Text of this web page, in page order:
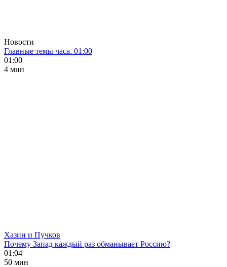
Новости
Главные темы часа. 01:00
01:00
4 мин
Хазин и Пучков
Почему Запад каждый раз обманывает Россию?
01:04
50 мин